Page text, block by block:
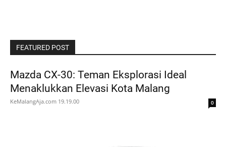
FEATURED POST
Mazda CX-30: Teman Eksplorasi Ideal
Menaklukkan Elevasi Kota Malang
KeMalangAja.com 19.19.00 0